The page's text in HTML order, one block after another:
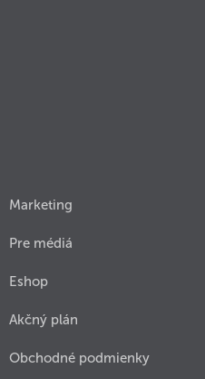
Marketing
Pre médiá
Eshop
Akčný plán
Obchodné podmienky